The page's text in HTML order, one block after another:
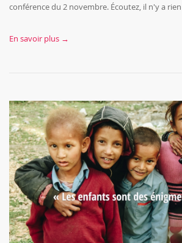
conférence du 2 novembre. Écoutez, il n'y a
En savoir plus →